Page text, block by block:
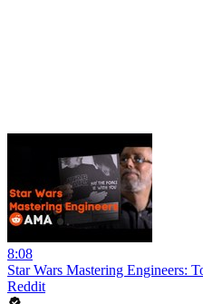
8:08
Star Wars Mastering Engineers:
Reddit